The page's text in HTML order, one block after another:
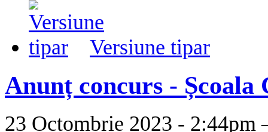
Versiune tipar
Anunț concurs - Școala
23 Octombrie 2023 -